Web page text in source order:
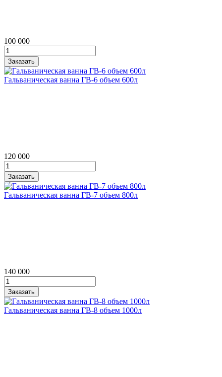
100 000
Гальваническая ванна ГВ‑6 объем 600л
120 000
Гальваническая ванна ГВ‑7 объем 800л
140 000
Гальваническая ванна ГВ‑8 объем 1000л